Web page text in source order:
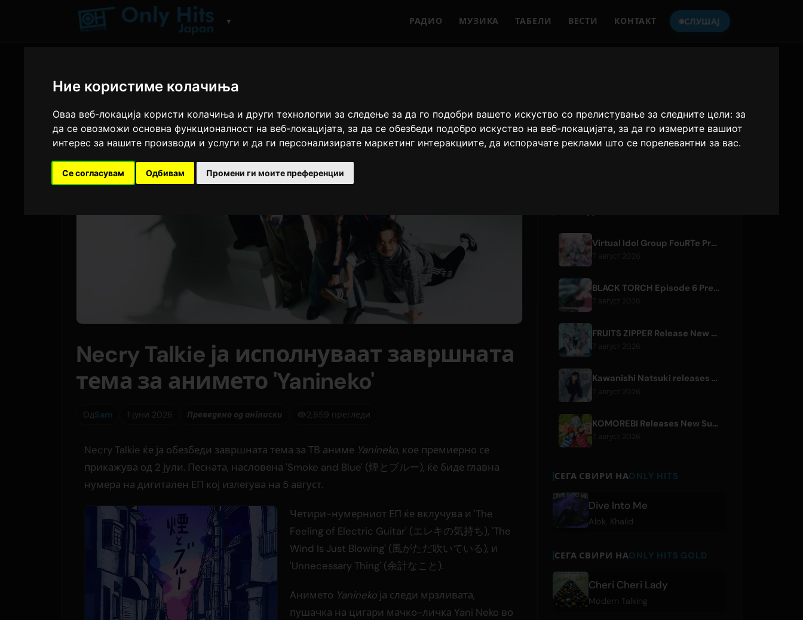
Ние користиме колачиња
Оваа веб-локација користи колачиња и други технологии за следење за да го подобри вашето искуство со прелистување за следните цели:за
да се овозможи основна функционалност на веб-локацијата,за да се обезбеди подобро искуство на веб-локацијата,за да го измерите вашиот
интерес за нашите производи и услуги и да ги персонализирате маркетинг интеракциите,да испорачате реклами што се порелевантни за вас.
Се согласувам Одбивам Промени ги моите преференции
▼ РАДИО МУЗИКА ТАБЕЛИ ВЕСТИ КОНТАКТ СЛУШАЈ
Necry Talkie ја исполнуваат завршната
тема за анимето 'Yanineko'
ОдSam 1 јуни 2026 Преведено од англиски 2,859 прегледи
Necry Talkie ќе ја обезбеди завршната тема за ТВ аниме Yanineko, кое премиерно се
прикажува од 2 јули. Песната, насловена 'Smoke and Blue' (煙とブルー), ќе биде главна
нумера на дигитален ЕП кој излегува на 5 август.
Четири-нумерниот ЕП ќе вклучува и 'The
Feeling of Electric Guitar' (エレキの気持ち), 'The
Wind Is Just Blowing' (風がただ吹いている), и
'Unnecessary Thing' (余計なこと).
Анимето Yanineko ја следи мрзливата,
пушачка на цигари мачко-личка Yani Neko во
Only Hits Japan
Virtual Idol Group FouRTe Project Debuts with 'ALL IN' Album Produced by m-flo's ☆Taku Takahashi
7 август 2026
BLACK TORCH Episode 6 Preview and Streaming Details
FRUITS ZIPPER Release New Collaboration Song '1,2,3,FOOOOUR'
Kawanishi Natsuki releases digital single 'Sayonara wa Ichiban Kirei na Atashi de'
KOMOREBI Releases New Summer Single 'Letsu Natsu'
7 август 2026
СЕГА СВИРИ НАONLY HITS
Dive Into Me
Alok Khalid
СЕГА СВИРИ НАONLY HITS GOLD
Cheri Cheri Lady
Modern Talking